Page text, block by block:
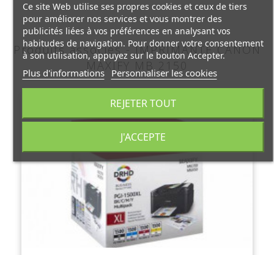
Produits associés - IMPRIMANTE CANON
MAXIFY MB 2150
Ce site Web utilise ses propres cookies et ceux de tiers
pour améliorer nos services et vous montrer des
publicités liées à vos préférences en analysant vos
habitudes de navigation. Pour donner votre consentement
à son utilisation, appuyez sur le bouton Accepter.
Plus d'informations Personnaliser les cookies
REJETER TOUT
J'ACCEPTE